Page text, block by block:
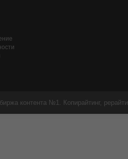
контента №1. Копирайтинг,